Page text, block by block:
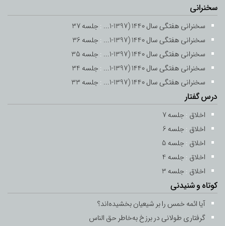
سخنرانی
سخنرانی هفتگی سال 1440 (1397-1... : جلسه 37
سخنرانی هفتگی سال 1440 (1397-1...
: جلسه 36
سخنرانی هفتگی سال 1440 (1397-1...
: جلسه 35
سخنرانی هفتگی سال 1440 (1397-1...
: جلسه 34
سخنرانی هفتگی سال 1440 (1397-1...
: جلسه 33
درس گفتار
اخلاق : جلسه 7
اخلاق : جلسه 6
اخلاق : جلسه 5
اخلاق : جلسه 4
اخلاق : جلسه 3
کوتاه و شنیدنی
آیا ائمه خمس را بر شیعیان بخشیده‌اند؟
گرفتاری طولانی در برزخ به‌خاطر حق ‌الناس